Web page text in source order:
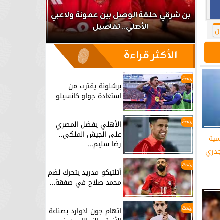
بن شرقي حلقة الوصل بين عموتة ولاعبي
الأهلي.. تفاصيل
الأكثر قراءة
رياضة
برشلونة يقترب من
استعادة جواو كانسيلو
رياضة الأهلي يفضل المصري
على الجيش الملكي..
رضا سليم...
رياضة
أتلتيكو مدريد يتحرك لضم
محمد صلاح في صفقة...
رياضة اتهام جون ادوارد بصناعة